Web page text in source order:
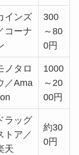
インズ
コーナ
300
～80
0円
ノタロ
／Ama
1000
～20
00円
ラッグ
トア／
天
約30
0円